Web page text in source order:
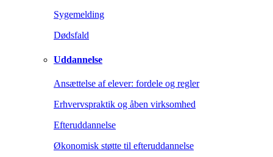
Sygemelding
Dødsfald
Uddannelse
Ansættelse af elever: fordele og regler
Erhvervspraktik og åben virksomhed
Efteruddannelse
Økonomisk støtte til efteruddannelse